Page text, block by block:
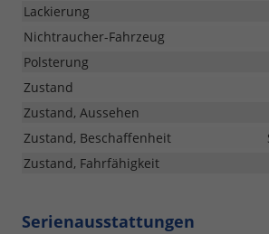
Lackierung
Nichtraucher-Fahrzeug
Polsterung
Zustand
Zustand, Aussehen
Zustand, Beschaffenheit
Zustand, Fahrfähigkeit
Serienausstattungen